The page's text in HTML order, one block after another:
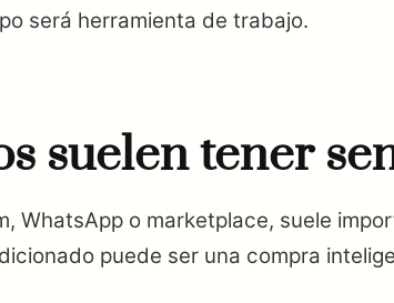
será herramienta de trabajo.
suelen tener
WhatsApp o marketplace, suele
puede ser una compra